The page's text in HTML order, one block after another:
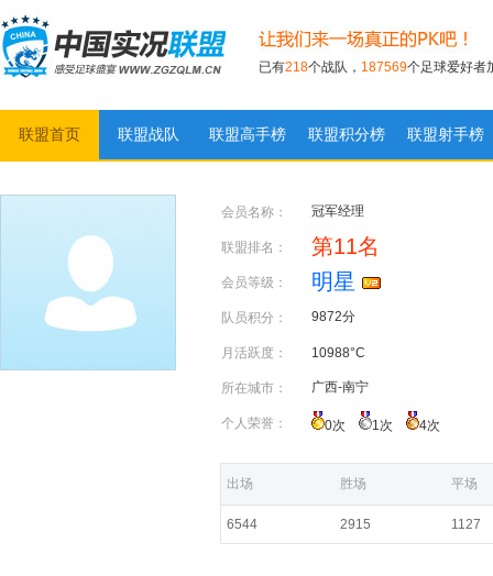
实况足球联盟
已有218个战队， 187569个足球爱好者
联盟首页 联盟战队 联盟高手榜 联盟积分榜 联盟射手榜
会员名称： 冠军经理
联盟排名： 第11名
会员等级： 明星
队员积分： 9872分
月活跃度： 10988°C
所在城市： 广西-南宁
个人荣誉： 0次 1次 4次
出场 胜场 平场
6544 2915 1127